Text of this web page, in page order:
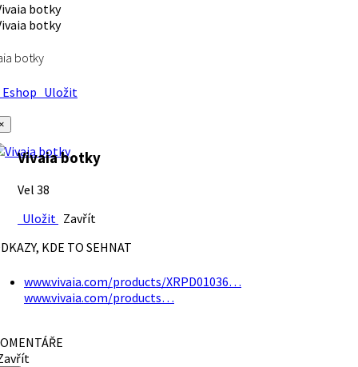
botky
Uložit
Vivaia botky
Vel 38
Uložit Zavřít
KDE TO SEHNAT
www.vivaia.com/products/XRPD01036…
www.vivaia.com/products…